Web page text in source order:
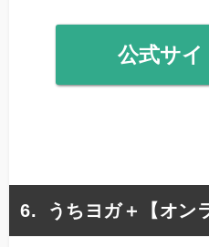
公式サイ
うちヨガ＋【オン